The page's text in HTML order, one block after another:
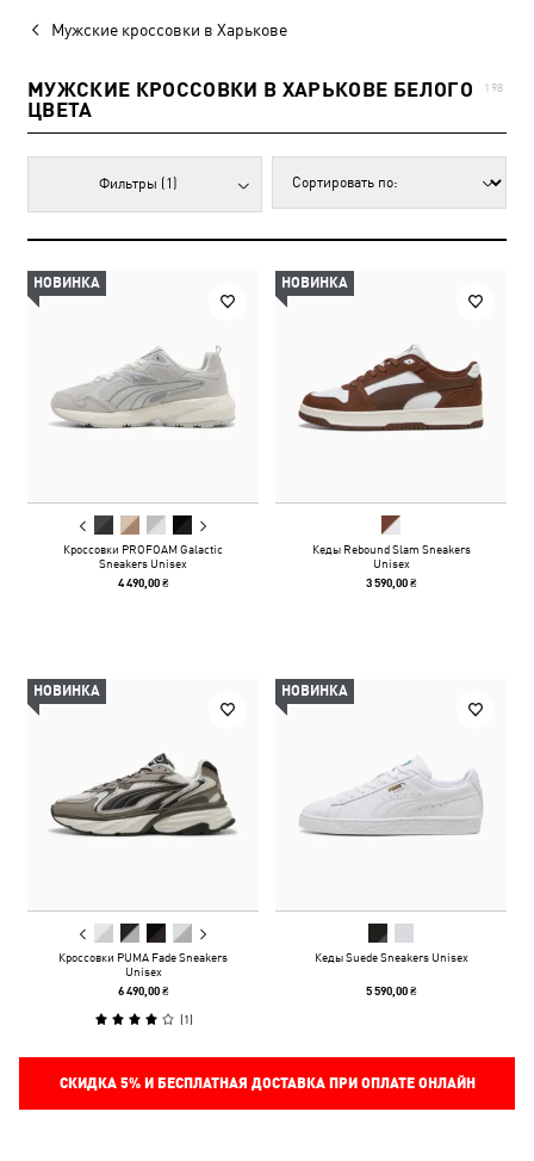
Мужские кроссовки в Харькове
МУЖСКИЕ КРОССОВКИ В ХАРЬКОВЕ БЕЛОГО
ЦВЕТА
198
Фильтры (1)
НОВИНКА
Кроссовки PROFOAM Galactic
Sneakers Unisex
4 490,00 ₴
НОВИНКА
Кеды Rebound Slam Sneakers
Unisex
3 590,00 ₴
НОВИНКА
Кроссовки PUMA Fade Sneakers
Unisex
6 490,00 ₴
(1)
НОВИНКА
Кеды Suede Sneakers Unisex
5 590,00 ₴
СКИДКА 5%И БЕСПЛАТНАЯ ДОСТАВКА ПРИ ОПЛАТЕ ОНЛАЙН